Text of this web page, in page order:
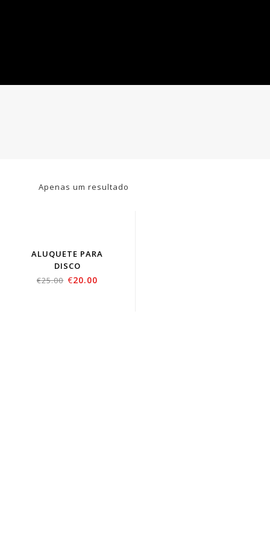
Apenas um resultado
ALUQUETE PARA
DISCO
€25.00 €20.00